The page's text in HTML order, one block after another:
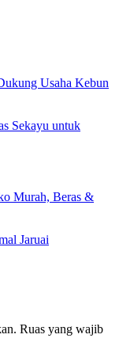
Usaha Kebun
Sekayu untuk
Murah, Beras &
Jaruai
Ruas yang wajib